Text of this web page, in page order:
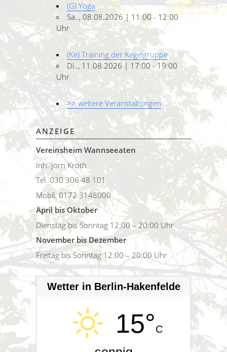
(G) Yoga
Sa.., 08.08.2026 | 11:00 - 12:00
Uhr
(Ke) Training der Kegelgruppe
Di.., 11.08.2026 | 17:00 - 19:00
Uhr
>> weitere Veranstaltungen
ANZEIGE
Vereinsheim Wannseeaten
Inh. Jörn Kroth
Tel. 030 306 48 101
Mobil. 0172 3148000
April bis Oktober
Dienstag bis Sonntag 12:00 – 20:00 Uhr
November bis Dezember
Freitag bis Sonntag 12:00 – 20:00 Uhr
Wetter in Berlin-Hakenfelde
15°C